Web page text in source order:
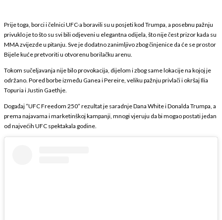
Prije toga, borci i čelnici UFC-a boravili su u posjeti kod Trumpa, a posebnu pažnju
privuklo je to što su svi bili odjeveni u elegantna odijela, što nije čest prizor kada su
MMA zvijezde u pitanju. Sve je dodatno zanimljivo zbog činjenice da će se prostor
Bijele kuće pretvoriti u otvorenu borilačku arenu.
Tokom sučeljavanja nije bilo provokacija, dijelom i zbog same lokacije na kojoj je
održano. Pored borbe između Ganea i Pereire, veliku pažnju privlači i okršaj Ilia
Topuria i Justin Gaethje.
Događaj “UFC Freedom 250” rezultat je saradnje Dana White i Donalda Trumpa, a
prema najavama i marketinškoj kampanji, mnogi vjeruju da bi mogao postati jedan
od najvećih UFC spektakala godine.